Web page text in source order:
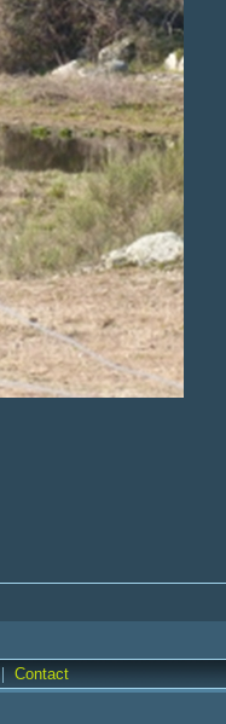
| Contact